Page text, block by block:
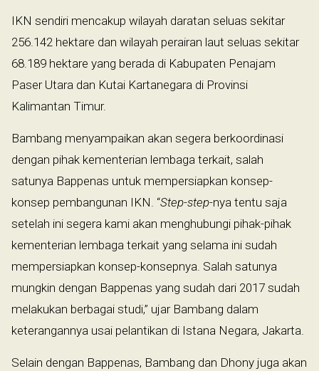
IKN sendiri mencakup wilayah daratan seluas sekitar
256.142 hektare dan wilayah perairan laut seluas sekitar
68.189 hektare yang berada di Kabupaten Penajam
Paser Utara dan Kutai Kartanegara di Provinsi
Kalimantan Timur.
Bambang menyampaikan akan segera berkoordinasi
dengan pihak kementerian lembaga terkait, salah
satunya Bappenas untuk mempersiapkan konsep-
konsep pembangunan IKN. “Step-step-nya tentu saja
setelah ini segera kami akan menghubungi pihak-pihak
kementerian lembaga terkait yang selama ini sudah
mempersiapkan konsep-konsepnya. Salah satunya
mungkin dengan Bappenas yang sudah dari 2017 sudah
melakukan berbagai studi,” ujar Bambang dalam
keterangannya usai pelantikan di Istana Negara, Jakarta.
Selain dengan Bappenas, Bambang dan Dhony juga akan